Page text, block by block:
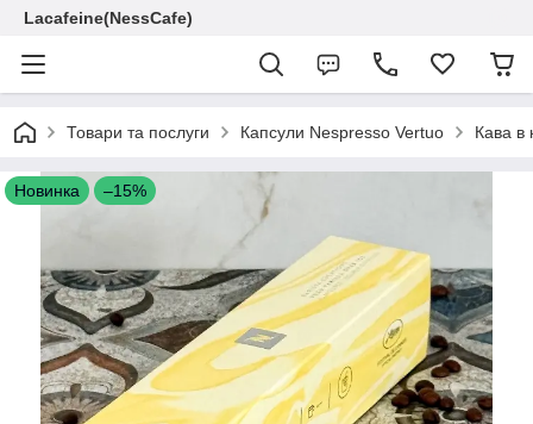
Lacafeine(NessCafe)
Товари та послуги Капсули Nespresso Vertuo Кава в
Новинка –15%